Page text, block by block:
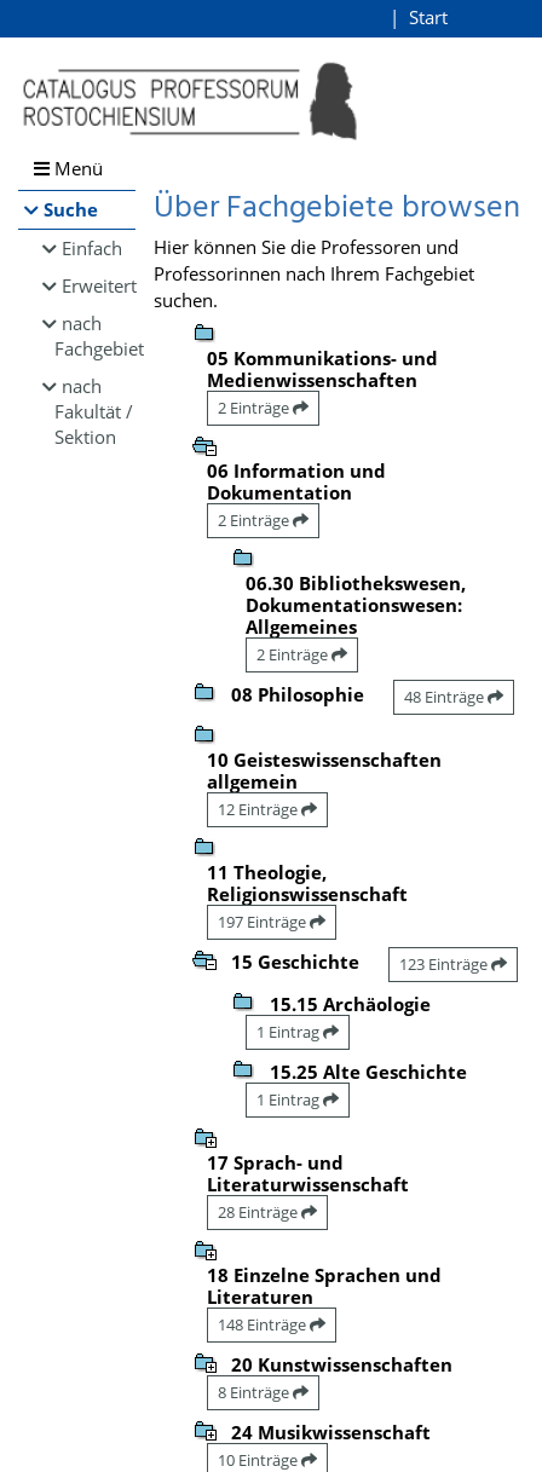
Browsen
direkt zum Inhalt
Start
Menü
Suche
Einfach
Erweitert
nach
Fachgebiet
nach
Fakultät /
Sektion
Über Fachgebiete browsen
Hier können Sie die Professoren und
Professorinnen nach Ihrem Fachgebiet
suchen.
05 Kommunikations- und
Medienwissenschaften
2 Einträge
06 Information und
Dokumentation
2 Einträge
06.30 Bibliothekswesen,
Dokumentationswesen:
Allgemeines
2 Einträge
08 Philosophie 48 Einträge
10 Geisteswissenschaften
allgemein
12 Einträge
11 Theologie,
Religionswissenschaft
197 Einträge
15 Geschichte 123 Einträge
15.15 Archäologie
1 Eintrag
15.25 Alte Geschichte
1 Eintrag
17 Sprach- und
Literaturwissenschaft
28 Einträge
18 Einzelne Sprachen und
Literaturen
148 Einträge
20 Kunstwissenschaften
8 Einträge
24 Musikwissenschaft
10 Einträge